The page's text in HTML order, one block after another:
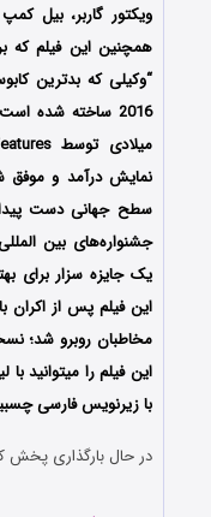
ویکتور گاربر، بیل
همچنین این فیلم که
“وکیلی که بدترین
سطح جهانی دست
یک جایزه سزار برای
این فیلم پس از اکران
مخاطبان روبرو شد؛
این فیلم را میتوانید
با زیرنویس فارسی
در حال بارگذاری پخش